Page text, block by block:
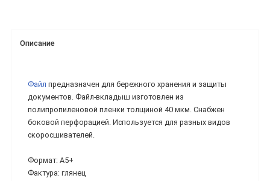
Описание
Файл предназначен для бережного хранения и защиты
документов. Файл-вкладыш изготовлен из
полипропиленовой пленки толщиной 40 мкм. Снабжен
боковой перфорацией. Используется для разных видов
скоросшивателей.
Формат: А5+
Фактура: глянец